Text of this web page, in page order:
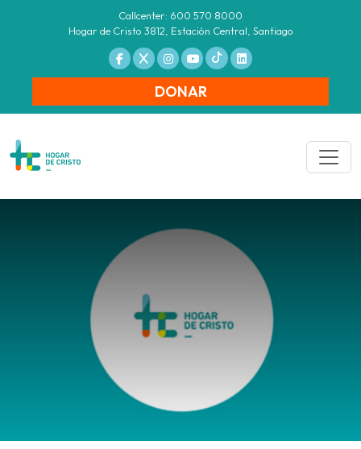
Callcenter: 600 570 8000
Hogar de Cristo 3812, Estación Central, Santiago
DONAR